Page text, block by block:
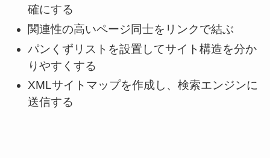
確にする
関連性の高いページ同士をリンクで結ぶ
パンくずリストを設置してサイト構造を分か
りやすくする
XMLサイトマップを作成し、検索エンジンに
送信する